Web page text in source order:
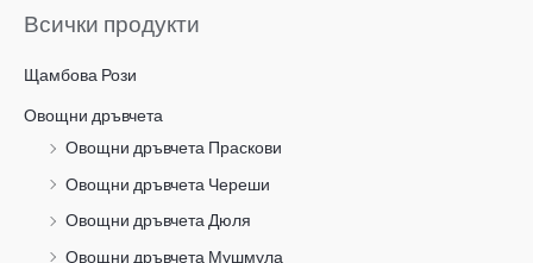
Всички продукти
Щамбова Рози
Овощни дръвчета
Овощни дръвчета Праскови
Овощни дръвчета Череши
Овощни дръвчета Дюля
Овощни дръвчета Мушмула